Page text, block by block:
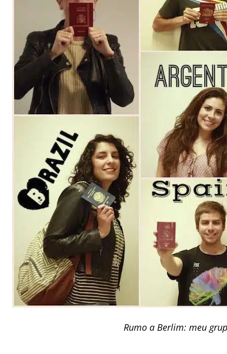
Rumo a Berlim: meu